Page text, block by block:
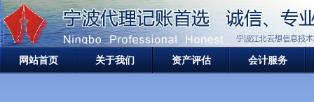
网站首页 关于我们 资产评估 会计服务